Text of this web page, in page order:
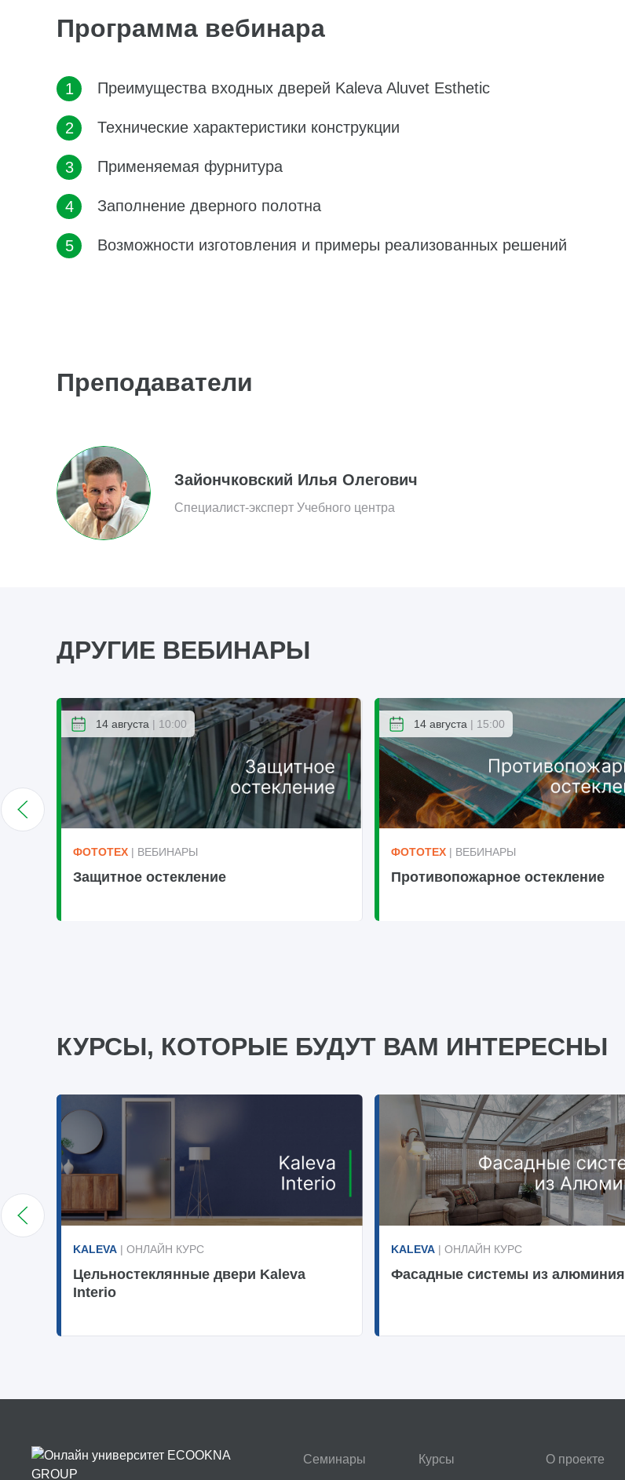
Программа вебинара
Преимущества входных дверей Kaleva Aluvet Esthetic
Технические характеристики конструкции
Применяемая фурнитура
Заполнение дверного полотна
Возможности изготовления и примеры реализованных решений
Преподаватели
Зайончковский Илья Олегович
Специалист-эксперт Учебного центра
ДРУГИЕ ВЕБИНАРЫ
14 августа | 10:00
ФОТОТЕХ | ВЕБИНАРЫ
Защитное остекление
14 августа | 15:00
ФОТОТЕХ | ВЕБИНАРЫ
Противопожарное остекление
КУРСЫ, КОТОРЫЕ БУДУТ ВАМ ИНТЕРЕСНЫ
KALEVA | ОНЛАЙН КУРС
Цельностеклянные двери Kaleva
Interio
KALEVA | ОНЛАЙН КУРС
Фасадные системы из алюминия
Семинары
Курсы
О проекте